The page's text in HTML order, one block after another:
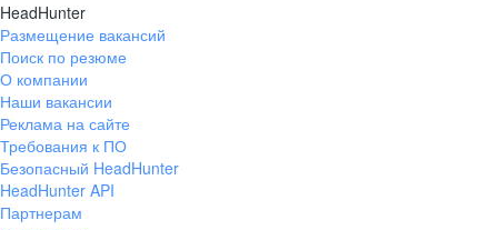
HeadHunter
Размещение вакансий
Поиск по резюме
О компании
Наши вакансии
Реклама на сайте
Требования к ПО
Безопасный HeadHunter
HeadHunter API
Партнерам